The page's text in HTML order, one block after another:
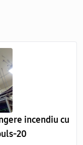
incendiu cu
20